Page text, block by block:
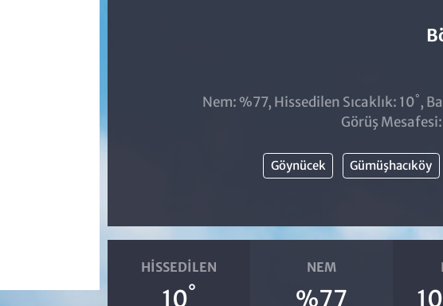
Nem: %77, Hissedilen Sıcaklık: 10°,
Görüş
Göynücek Gümüşhacıköy
HISSEDILEN
10°
NEM
%77